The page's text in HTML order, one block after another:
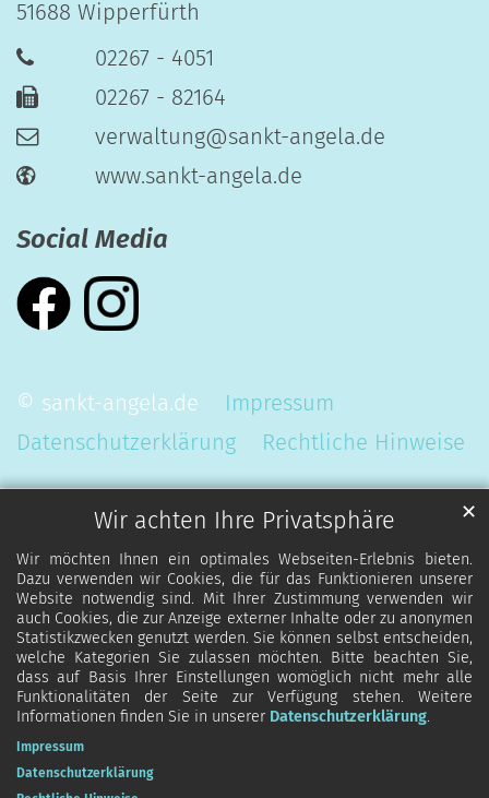
Wir achten Ihre Privatsphäre
Wir möchten Ihnen ein optimales Webseiten-Erlebnis bieten.
Dazu verwenden wir Cookies, die für das Funktionieren unserer
Website notwendig sind. Mit Ihrer Zustimmung verwenden wir
auch Cookies, die zur Anzeige externer Inhalte oder zu anonymen
Statistikzwecken genutzt werden. Sie können selbst entscheiden,
welche Kategorien Sie zulassen möchten. Bitte beachten Sie,
dass auf Basis Ihrer Einstellungen womöglich nicht mehr alle
Funktionalitäten der Seite zur Verfügung stehen. Weitere
Informationen finden Sie in unserer Datenschutzerklärung.
✕
Impressum
Datenschutzerklärung
51688 Wipperfürth
02267 - 4051
02267 - 82164
verwaltung@sankt-angela.de
www.sankt-angela.de
Social Media
© sankt-angela.de
Impressum
Datenschutzerklärung
Rechtliche Hinweise